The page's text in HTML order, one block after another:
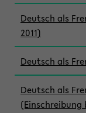
Deutsch als
2011)
Deutsch als
Deutsch als
(Einschreibung